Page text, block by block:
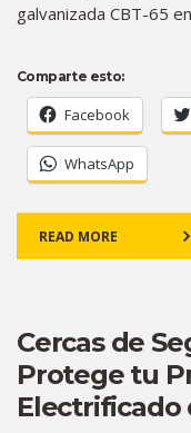
galvanizada CBT-65
Comparte esto:
Facebook
WhatsApp
READ MORE
Cercas de
Protege tu
Electrificado